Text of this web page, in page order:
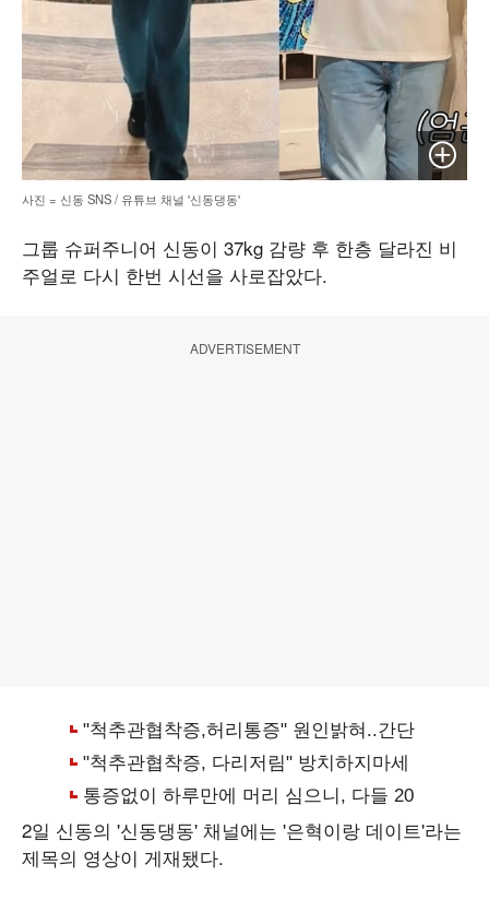
이미지
사진 = 신동 SNS / 유튜브 채널 '신동댕동'
그룹 슈퍼주니어 신동이 37kg 감량 후 한층 달라진 비
주얼로 다시 한번 시선을 사로잡았다.
ADVERTISEMENT
2일 신동의 '신동댕동' 채널에는 '은혁이랑 데이트'라는
제목의 영상이 게재됐다.